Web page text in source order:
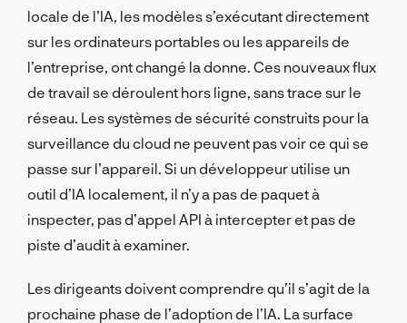
locale de l’IA, les modèles s’exécutant directement
sur les ordinateurs portables ou les appareils de
l’entreprise, ont changé la donne. Ces nouveaux flux
de travail se déroulent hors ligne, sans trace sur le
réseau. Les systèmes de sécurité construits pour la
surveillance du cloud ne peuvent pas voir ce qui se
passe sur l’appareil. Si un développeur utilise un
outil d’IA localement, il n’y a pas de paquet à
inspecter, pas d’appel API à intercepter et pas de
piste d’audit à examiner.
Les dirigeants doivent comprendre qu’il s’agit de la
prochaine phase de l’adoption de l’IA. La surface